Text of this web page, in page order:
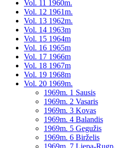
Vol. 11 1960m.
Vol. 12 1961m.
Vol. 13 1962m.
Vol. 14 1963m
Vol. 15 1964m
Vol. 16 1965m
Vol. 17 1966m
Vol. 18 1967m
Vol. 19 1968m
Vol. 20 1969m.
1969m. 1 Sausis
1969m. 2 Vasaris
1969m. 3 Kovas
1969m. 4 Balandis
1969m. 5 Gegužis
1969m. 6 Birželis